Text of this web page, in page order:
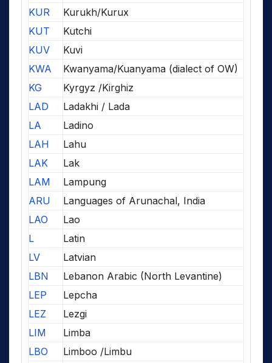
KUR
Kurukh/Kurux
KUT
Kutchi
KUV
Kuvi
KWA
Kwanyama/Kuanyama (dialect of OW)
KG
Kyrgyz /Kirghiz
LAD
Ladakhi / Lada
LA
Ladino
LAH
Lahu
LAK
Lak
LAM
Lampung
ARU
Languages of Arunachal, India
LAO
Lao
L
Latin
LV
Latvian
LBN
Lebanon Arabic (North Levantine)
LEP
Lepcha
LEZ
Lezgi
LIM
Limba
LBO
Limboo /Limbu